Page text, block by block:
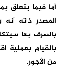
أما فيما يتعلق
المصدر ذاته أنه
بالصرف بها
بالقيام بعملية
من الأجور.